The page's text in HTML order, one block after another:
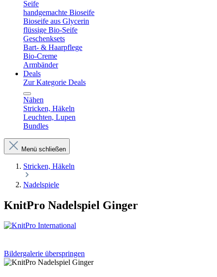
Seife
handgemachte Bioseife
Bioseife aus Glycerin
flüssige Bio-Seife
Geschenksets
Bart- & Haarpflege
Bio-Creme
Armbänder
Deals
Zur Kategorie Deals
Nähen
Stricken, Häkeln
Leuchten, Lupen
Bundles
Menü schließen
Stricken, Häkeln
Nadelspiele
KnitPro Nadelspiel Ginger
Bildergalerie überspringen